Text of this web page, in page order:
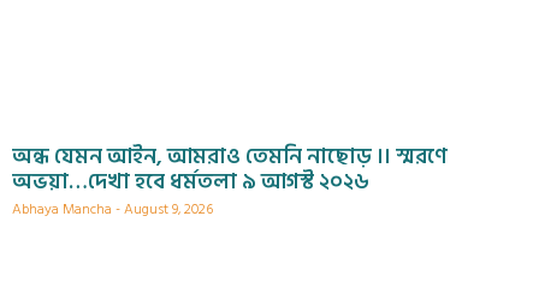
অন্ধ যেমন আইন, আমরাও তেমনি নাছোড় ।। স্মরণে
অভয়া…দেখা হবে ধর্মতলা ৯ আগস্ট ২০২৬
Abhaya Mancha August 9, 2026